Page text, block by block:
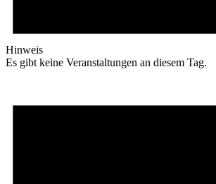
Hinweis
Es gibt keine Veranstaltungen an diesem Tag.